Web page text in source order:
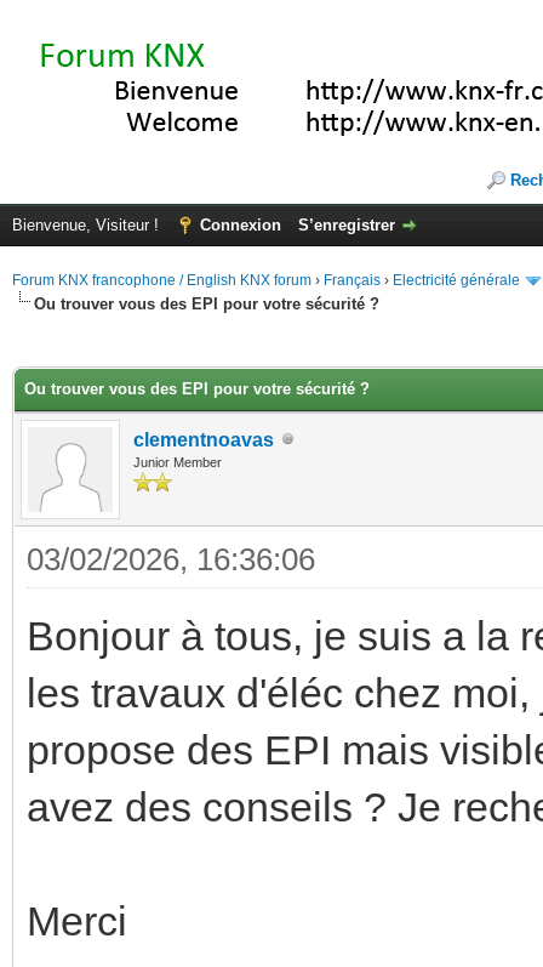
Bienvenue, Visiteur ! Connexion S’enregistrer
Forum KNX francophone / English KNX forum › Français › Electricité générale
Ou trouver vous des EPI pour votre sécurité ?
Ou trouver vous des EPI pour votre sécurité ?
clementnoavas
Junior Member
03/02/2026, 16:36:06
Bonjour à tous, je suis a la
les travaux d'éléc chez
propose des EPI mais
avez des conseils ? Je
Merci